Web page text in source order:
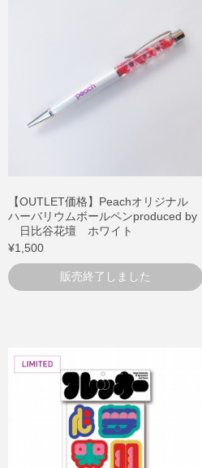
【OUTLET価格】Peachオリジナル
ハーバリウムボールペンproduced by
日比谷花壇 ホワイト
¥1,500
販売終了しました